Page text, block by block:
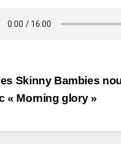
Skinny Bambies
« Morning glory »